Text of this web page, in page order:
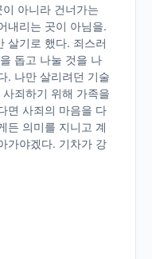
아니라 건너가는
내리는 곳이 아님을.
살기로 했다. 죄스러
돕고 나눌 것을 나
. 나만 살리려던 기술
죄하기 위해 가족을
면 사죄의 마음을 다
든 의미를 지니고 계
가야겠다. 기차가 강